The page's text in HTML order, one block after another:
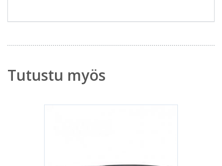
Tutustu myös